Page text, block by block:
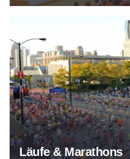
Läufe & Marathons